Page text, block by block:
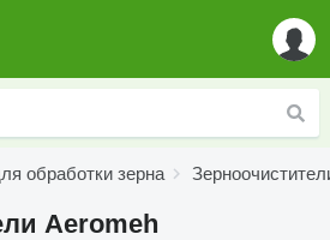
обработки зерна
Aeromeh